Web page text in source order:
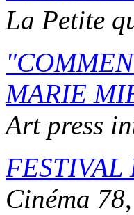
La Petite
MARIE
Art press
FESTIVAL
Cinéma 78